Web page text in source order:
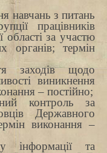
навчань з питань
працівників
області за участю
органів; термін
заходів щодо
виникнення
– постійно;
контроль за
Державного
виконання –
інформації та